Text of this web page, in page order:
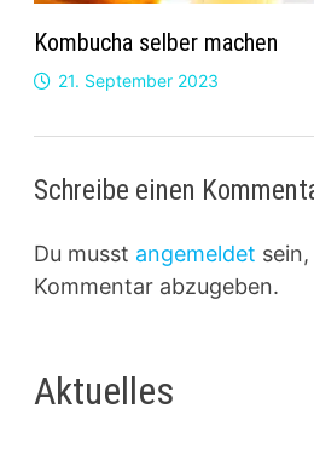
Kombucha selber machen
21. September 2023
Schreibe einen
Du musst angemeldet
Kommentar abzugeben.
Aktuelles